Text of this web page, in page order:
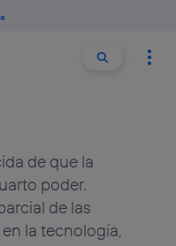
Buscar
de que la
poder.
de las
la tecnología,